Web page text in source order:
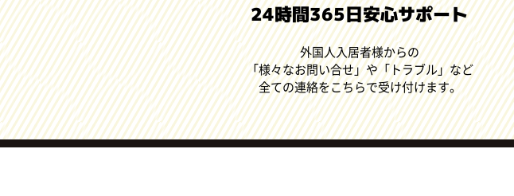
24時間365日安心サポート
外国人入居者様からの
「様々なお問い合せ」や「トラブル」など
全ての連絡をこちらで受け付けます。